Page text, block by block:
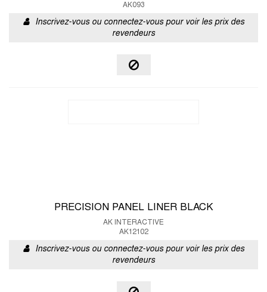
AK093
Inscrivez-vous ou connectez-vous pour voir les prix des
revendeurs
PRECISION PANEL LINER BLACK
AK INTERACTIVE
AK12102
Inscrivez-vous ou connectez-vous pour voir les prix des
revendeurs